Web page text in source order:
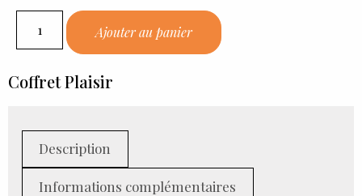
Ajouter au panier
Coffret Plaisir
Description
Informations complémentaires